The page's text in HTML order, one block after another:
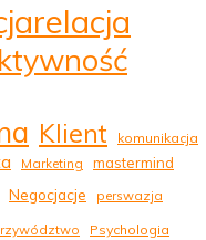
Klient komunikacja
Marketing mastermind
Negocjacje perswazja
Psychologia